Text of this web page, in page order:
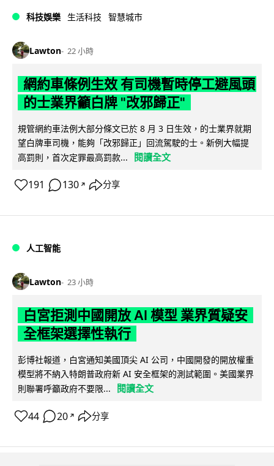
科技娛樂 生活科技 智慧城市
Lawton 22 小時
網約車條例生效 有司機暫時停工避風頭
的士業界籲白牌 "改邪歸正"
規管網約車法例大部分條文已於 8 月 3 日生效，的士業界就期
望白牌車司機，能夠「改邪歸正」回流駕駛的士。新例大幅提
高罰則，首次定罪最高罰款...
閱讀全文
191 130 ↗ 分享
人工智能
Lawton 23 小時
白宮拒測中國開放 AI 模型 業界質疑安
全框架選擇性執行
彭博社報道，白宮通知美國頂尖 AI 公司，中國開發的開放權重
模型將不納入特朗普政府新 AI 安全框架的測試範圍。美國業界
則聯署呼籲政府不要限...
閱讀全文
44 20 ↗ 分享